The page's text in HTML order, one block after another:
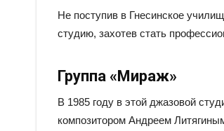
Не поступив в Гнесинское
студию, захотев стать
Группа «Мираж»
В 1985 году в этой джазовой
композитором Андреем